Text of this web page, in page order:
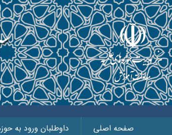
صفحه اصلی داوطلبان ورود به